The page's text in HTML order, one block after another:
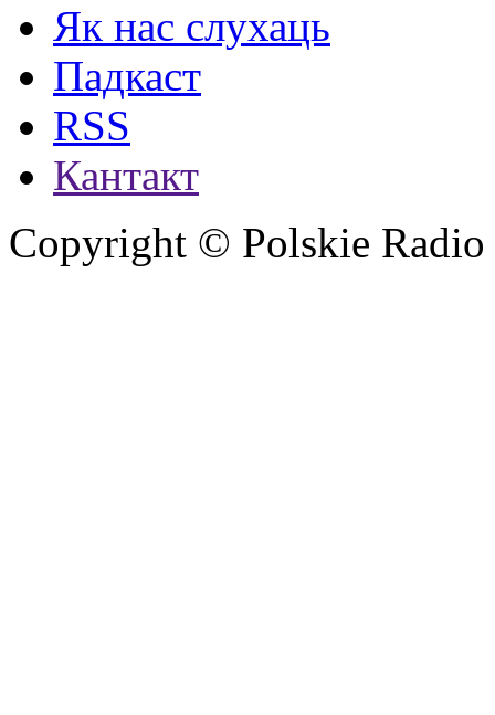
Як нас слухаць
Падкаст
RSS
Кантакт
Copyright © Polskie